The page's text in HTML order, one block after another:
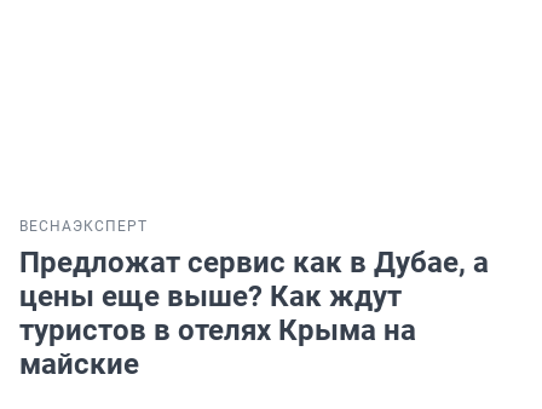
ВЕСНАЭКСПЕРТ
Предложат сервис как в Дубае, а
цены еще выше? Как ждут
туристов в отелях Крыма на
майские